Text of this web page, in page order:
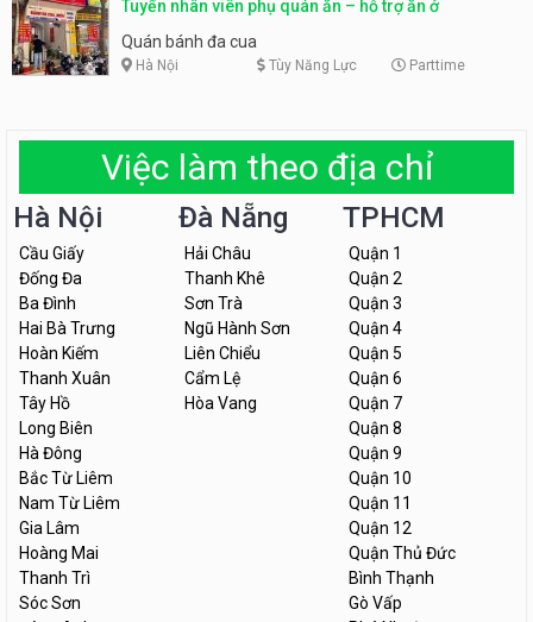
Tuyển nhân viên phụ quán ăn – hỗ trợ ăn ở
Quán bánh đa cua
Hà Nội Tùy Năng Lực Parttime
Việc làm theo địa chỉ
Hà Nội
Cầu Giấy
Đống Đa
Ba Đình
Hai Bà Trưng
Hoàn Kiếm
Thanh Xuân
Tây Hồ
Long Biên
Hà Đông
Bắc Từ Liêm
Nam Từ Liêm
Gia Lâm
Hoàng Mai
Thanh Trì
Sóc Sơn
Đà Nẵng
Hải Châu
Thanh Khê
Sơn Trà
Ngũ Hành Sơn
Liên Chiểu
Cẩm Lệ
Hòa Vang
TPHCM
Quận 1
Quận 2
Quận 3
Quận 4
Quận 5
Quận 6
Quận 7
Quận 8
Quận 9
Quận 10
Quận 11
Quận 12
Quận Thủ Đức
Bình Thạnh
Gò Vấp